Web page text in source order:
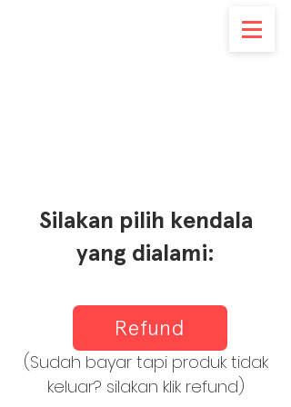
Silakan pilih kendala
yang dialami:
(Sudah bayar tapi produk tidak
keluar? silakan klik refund)
Refund